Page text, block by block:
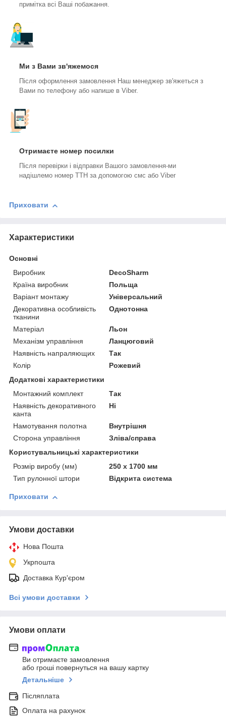
примітка всі Ваші побажання.
Ми з Вами зв'яжемося
Після оформлення замовлення Наш менеджер зв'яжеться з
Вами по телефону або напише в Viber.
Отримаєте номер посилки
Після перевірки і відправки Вашого замовлення-ми
надішлемо номер ТТН за допомогою смс або Viber
Приховати
Характеристики
Основні
Виробник
DecoSharm
Країна виробник
Польща
Варіант монтажу
Універсальний
Декоративна особливість
тканини
Однотонна
Матеріал
Льон
Механізм управління
Ланцюговий
Наявність напраляющих
Так
Колір
Рожевий
Додаткові характеристики
Монтажний комплект
Так
Наявність декоративного
канта
Ні
Намотування полотна
Внутрішня
Сторона управління
Зліва/справа
Користувальницькі характеристики
Розмір виробу (мм)
250 х 1700 мм
Тип рулонної штори
Відкрита система
Приховати
Умови доставки
Нова Пошта
Укрпошта
Доставка Кур'єром
Всі умови доставки
Умови оплати
Ви отримаєте замовлення
або гроші повернуться на вашу картку
Детальніше
Післяплата
Оплата на рахунок